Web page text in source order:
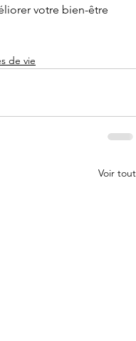
votre bien-être
de vie
Voir tout